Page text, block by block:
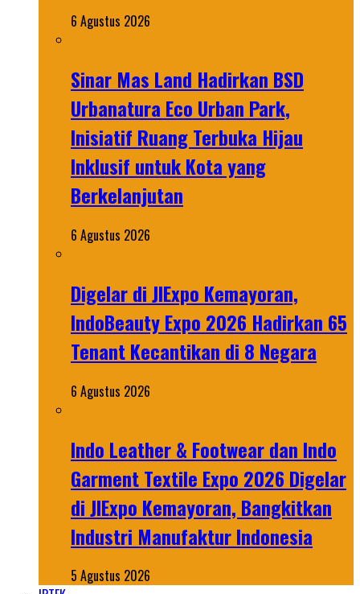
6 Agustus 2026
Sinar Mas Land Hadirkan BSD
Urbanatura Eco Urban Park,
Inisiatif Ruang Terbuka Hijau
Inklusif untuk Kota yang
Berkelanjutan
6 Agustus 2026
Digelar di JIExpo Kemayoran,
IndoBeauty Expo 2026 Hadirkan 65
Tenant Kecantikan di 8 Negara
6 Agustus 2026
Indo Leather & Footwear dan Indo
Garment Textile Expo 2026 Digelar
di JIExpo Kemayoran, Bangkitkan
Industri Manufaktur Indonesia
5 Agustus 2026